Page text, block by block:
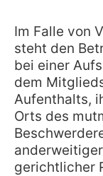
Im Falle von
steht den
bei einer
dem
Aufenthalts,
Orts des
gerichtlicher